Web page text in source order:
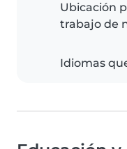
Ubicación
trabajo de
Idiomas